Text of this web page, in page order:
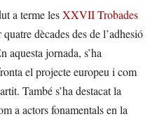
a terme lesXXVII Trobades
dècades des de l’adhesió
aquesta jornada, s’ha
el projecte europeu i com
També s’ha destacat la
a actors fonamentals en la